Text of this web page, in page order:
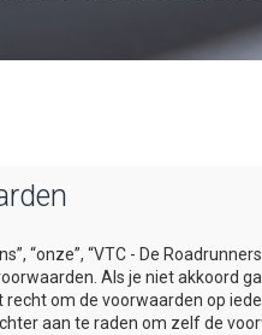
“onze”, “VTC - De
Als je niet akkoord
recht om de voorwaarden op
aan te raden om zelf de